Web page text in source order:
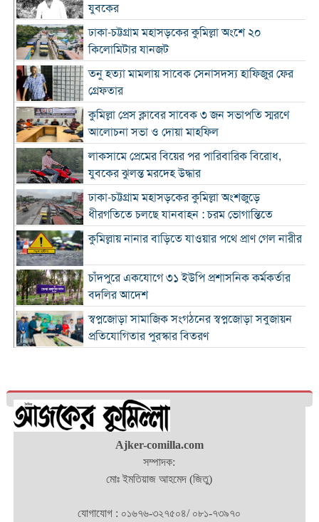
যুবকের
ঢাকা-চট্টগ্রাম মহাসড়কের কুমিল্লা অংশে ২০
কিলোমিটার যানজট
তনু হত্যা মামলায় সাবেক সেনাসদস্য হাফিজুর ফের
গ্রেফতার
কুমিল্লা প্রেস ক্লাবের সাবেক ৩ জন সভাপতি স্মরণে
আলোচনা সভা ও দোয়া মাহফিল
লাকসামে প্রেমের বিয়ের পর পারিবারিক বিরোধ,
যুবকের ঝুলন্ত মরদেহ উদ্ধার
ঢাকা-চট্টগ্রাম মহাসড়কের কুমিল্লা অংশজুড়ে
ধীরগতিতে চলছে যানবাহন : চরম ভোগান্তিতে
কুমিল্লায় নানার বাড়িতে যাওয়ার পথে প্রাণ গেল নারীর
চাঁদপুরে একযোগে ৩১ ইউপি প্রশাসনিক কর্মকর্তার
বদলির আদেশ
স্বপ্নজোড়া সামাজিক সংগঠনের স্বপ্নজোড়া সবুজায়ন
প্রতিযোগিতার পুরস্কার বিতরণ
কুমিল্লা ও ব্রাহ্মণবাড়িয়া সীমান্তে বিজিবির অভিযানে
২৬ লাখ টাকার ভারতীয় পণ্যসহ আটক ৩
কুমিল্লায় হত্যা মামলায় বৃদ্ধের যাবজ্জীবন, ছেলে
চাঁদপুরে মাদক বিরোধী অভিযানে নিরীহ প্রবাসীর মৃত্যু
Ajker-comilla.com
সম্পাদক:
মোঃ ইমতিয়াজ আহমেদ (জিতু)
যোগাযোগ : ০১৬৭৬-৩২৭৫০৪/ ০৮১-৭৩৯৭০